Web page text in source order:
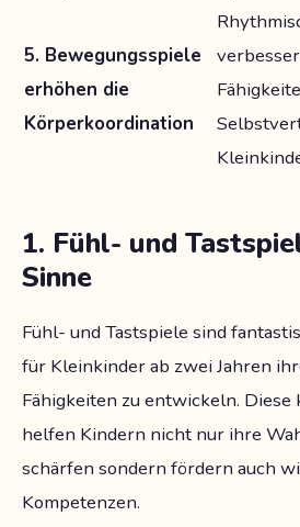
5. Bewegungsspiele
erhöhen die
Körperkoordination
1. Fühl- und
Sinne
Fühl- und Tastspiele sind
für Kleinkinder ab zwei Jahren
Fähigkeiten zu entwickeln.
helfen Kindern nicht nur ihre
schärfen sondern fördern auch
Kompetenzen.